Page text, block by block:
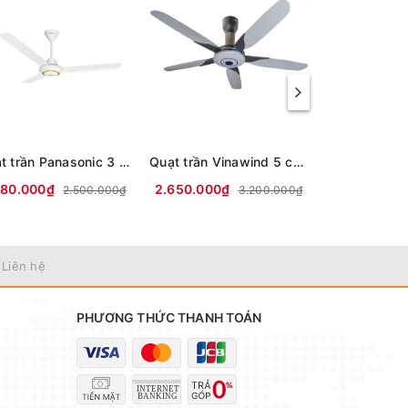
Quạt trần Panasonic 3 cánh F-60MZ2 66W
2.500.000₫
Quạt trần Vinawind 5 cánh điện cơ thống nhất QT-1500X - điều khiển từ xa
2.650.000₫
3.200.000₫
Liên hệ
PHƯƠNG THỨC THANH TOÁN